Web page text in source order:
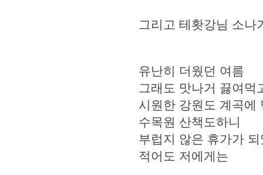
그리고 테홧강님 소나
유난히 더웠던 여름
그래도 맛나거 끓여먹
시원한 강원도 계곡에
수목원 산책도하니
부럽지 않은 휴가가
적어도 저에게는